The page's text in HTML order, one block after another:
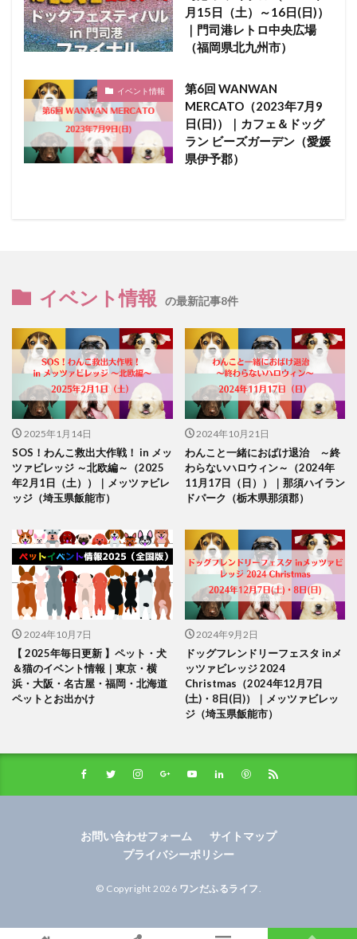
月15日（土）～16日(日)）
｜門司港レトロ中央広場
（福岡県北九州市）
イベント情報
第6回 WANWAN
MERCATO（2023年7月9
日(日)）｜カフェ＆ドッグ
ラン ビーズガーデン（愛媛
県伊予郡）
イベント情報 の最新記事8件
2025年1月14日
SOS！わんこ救出大作戦！ in メッ
ツァビレッジ ～北欧編～（2025
年2月1日（土））｜メッツァビレ
ッジ（埼玉県飯能市）
2024年10月21日
わんこと一緒におばけ退治 ～終
わらないハロウィン～（2024年
11月17日（日））｜那須ハイラン
ドパーク（栃木県那須郡）
2024年10月7日
【 2025年毎日更新 】ペット・犬
＆猫のイベント情報｜東京・横
浜・大阪・名古屋・福岡・北海道
ペットとお出かけ
2024年9月2日
ドッグフレンドリーフェスタ inメ
ッツァビレッジ 2024
Christmas（2024年12月7日
(土)・8日(日)）｜メッツァビレッ
ジ（埼玉県飯能市）
お問い合わせフォーム
サイトマップ
プライバシーポリシー
© Copyright 2026 ワンだふるライフ